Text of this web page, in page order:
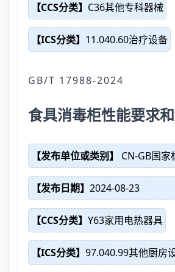
【CCS分类】 C36其他专科器械
【ICS分类】 11.040.60治疗设备
GB/T 17988-2024
食具消毒柜性能要求
【发布单位或类别】 CN-GB国家
【发布日期】 2024-08-23
【CCS分类】 Y63家用电热器具
【ICS分类】 97.040.99其他厨房